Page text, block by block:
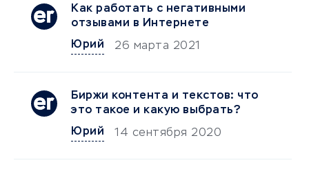
Как работать с негативными
отзывами в Интернете
Юрий
26 марта 2021
Биржи контента и текстов: что
это такое и какую выбрать?
Юрий
14 сентября 2020